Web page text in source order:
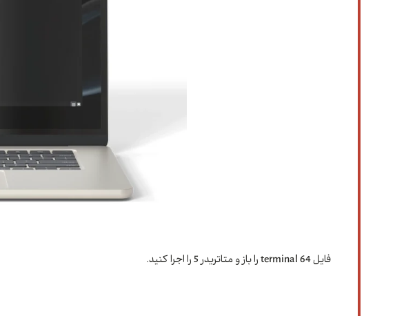
فایل terminal 64 را باز و متاتریدر 5 را اجرا کنید.